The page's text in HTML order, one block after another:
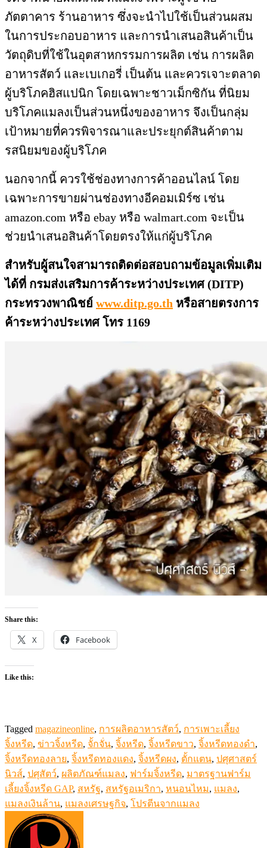
ภัตตาคาร ร้านอาหาร ซึ่งจะนำไปใช้เป็นส่วนผสม
ในการประกอบอาหาร และการนำเสนอสินค้าเป็น
วัตถุดิบที่ใช้ในอุตสาหกรรมการผลิต เช่น การผลิต
อาหารสัตว์ และเบเกอรี่ เป็นต้น และควรเจาะตลาด
ผู้บริโภคฮิสแปนิก โดยเฉพาะชาวเม็กซิกัน ที่นิยม
บริโภคแมลงเป็นส่วนหนึ่งของอาหาร จึงเป็นกลุ่ม
เป้าหมายที่ควรพิจารณาและประยุกต์สินค้าตาม
รสนิยมของผู้บริโภค
นอกจากนี้ ควรใช้ช่องทางการค้าออนไลน์ โดย
เฉพาะการขายผ่านช่องทางอีคอมเมิร์ซ เช่น
amazon.com หรือ ebay หรือ walmart.com จะเป็น
ช่วยนำเสนอสินค้าโดยตรงให้แก่ผู้บริโภค
สำหรับผู้สนใจสามารถติดต่อสอบถามข้อมูลเพิ่มเติม
ได้ที่ กรมส่งเสริมการค้าระหว่างประเทศ (DITP)
กระทรวงพาณิชย์ www.ditp.go.th หรือสายตรงการ
ค้าระหว่างประเทศ โทร 1169
Share this:
X Facebook
Like this:
Tagged magazineonline, การผลิตอาหารสัตว์, การเพาะเลี้ยง
จิ้งหรีด, ข่าวจิ้งหรีด, จั้กจั่น, จิ้งหรีด, จิ้งหรีดขาว, จิ้งหรีดทองดำ,
จิ้งหรีดทองลาย, จิ้งหรีดทองแดง, จิ้งหรีดผง, ตั้กแตน, ปศุศาสตร์
นิวส์, ปศุสัตว์, ผลิตภัณฑ์แมลง, ฟาร์มจิ้งหรีด, มาตรฐานฟาร์ม
เลี้ยงจิ้งหรีด GAP, สหรัฐ, สหรัฐอเมริกา, หนอนไหม, แมลง,
แมลงเงินล้าน, แมลงเศรษฐกิจ, โปรตีนจากแมลง